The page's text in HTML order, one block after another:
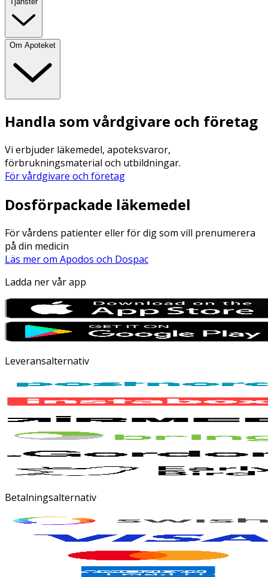
Om Apoteket
Handla som vårdgivare och företag
Vi erbjuder läkemedel, apoteksvaror,
förbrukningsmaterial och utbildningar.
För vårdgivare och företag
Dosförpackade läkemedel
För vårdens patienter eller för dig som vill prenumerera
på din medicin
Läs mer om Apodos och Dospac
Ladda ner vår app
Leveransalternativ
Betalningsalternativ